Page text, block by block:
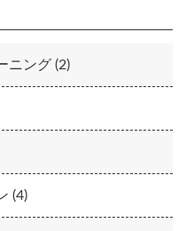
ニング (2)
(4)